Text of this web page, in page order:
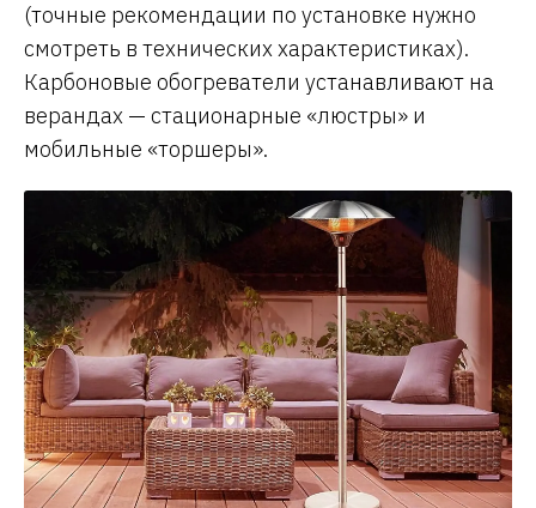
(точные рекомендации по установке нужно
смотреть в технических характеристиках).
Карбоновые обогреватели устанавливают на
верандах — стационарные «люстры» и
мобильные «торшеры».